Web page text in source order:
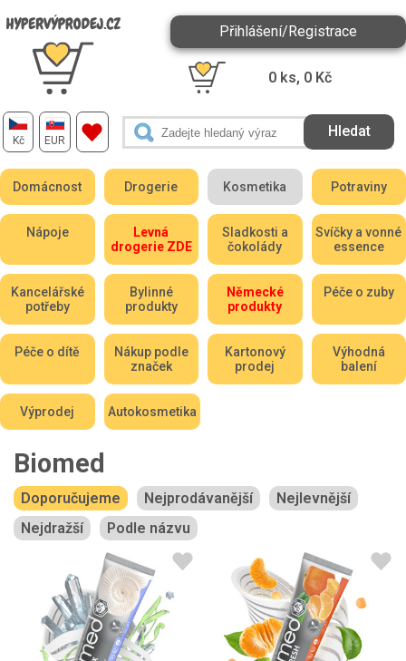
Kč EUR
Přihlášení/Registrace
0 ks, 0 Kč
Domácnost Drogerie Kosmetika Potraviny
Nápoje
Levná
drogerie ZDE
Sladkosti a
čokolády
Svíčky a vonné
essence
Kancelářské
potřeby
Bylinné
produkty
Německé
produkty
Péče o zuby
Péče o dítě
Nákup podle
značek
Kartonový
prodej
Výhodná
balení
Výprodej Autokosmetika
Biomed
Doporučujeme Nejprodávanější
Nejlevnější
Nejdražší
Podle názvu